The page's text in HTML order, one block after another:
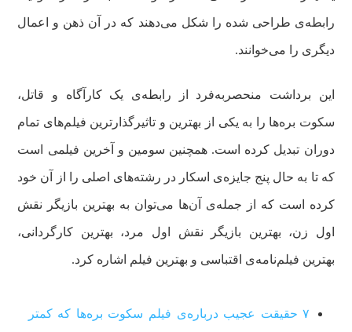
رابطه‌ی طراحی شده را شکل می‌دهند که در آن ذهن و اعمال
دیگری را می‌خوانند.
این برداشت منحصربه‌فرد از رابطه‌ی یک کارآگاه و قاتل،
سکوت بره‌ها را به یکی از بهترین و تاثیرگذارترین فیلم‌های تمام
دوران تبدیل کرده است. همچنین سومین و آخرین فیلمی است
که تا به حال پنج جایزه‌ی اسکار در رشته‌های اصلی را از آن خود
کرده است که از جمله‌ی آن‌ها می‌توان به بهترین بازیگر نقش
اول زن، بهترین بازیگر نقش اول مرد، بهترین کارگردانی،
بهترین فیلم‌نامه‌ی اقتباسی و بهترین فیلم اشاره کرد.
۷ حقیقت عجیب درباره‌ی فیلم سکوت بره‌ها که کمتر